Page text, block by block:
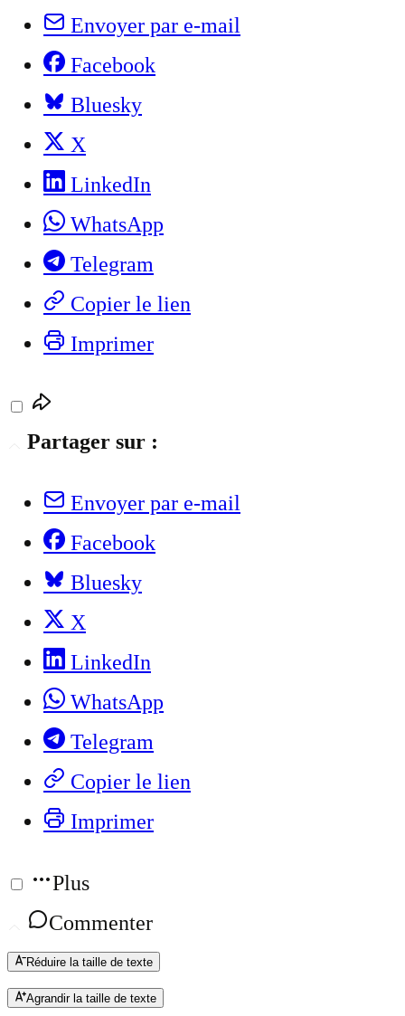
Envoyer par e-mail
Facebook
Bluesky
X
LinkedIn
WhatsApp
Telegram
Copier le lien
Imprimer
Partager sur :
Envoyer par e-mail
Facebook
Bluesky
X
LinkedIn
WhatsApp
Telegram
Copier le lien
Imprimer
Plus
Commenter
Réduire la taille de texte
Agrandir la taille de texte